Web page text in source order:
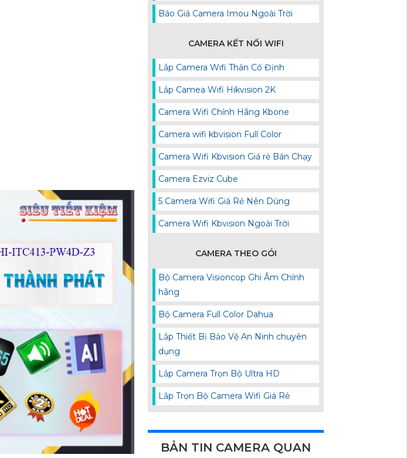
Báo Giá Camera Imou Ngoài Trời
CAMERA KẾT NỐI WIFI
Lắp Camera Wifi Thân Cố Định
Lắp Camea Wifi Hikvision 2K
Camera Wifi Chính Hãng Kbone
Camera wifi kbvision Full Color
Camera Wifi Kbvision Giá rẻ Bán Chạy
Camera Ezviz Cube
5 Camera Wifi Giá Rẻ Nên Dùng
Camera Wifi Kbvision Ngoài Trời
CAMERA THEO GÓI
Bộ Camera Visioncop Ghi Âm Chính
hãng
Bộ Camera Full Color Dahua
Lắp Thiết Bị Bảo Vệ An Ninh chuyên
dụng
Lắp Camera Trọn Bộ Ultra HD
Lắp Trọn Bộ Camera Wifi Giá Rẻ
BẢN TIN CAMERA QUAN